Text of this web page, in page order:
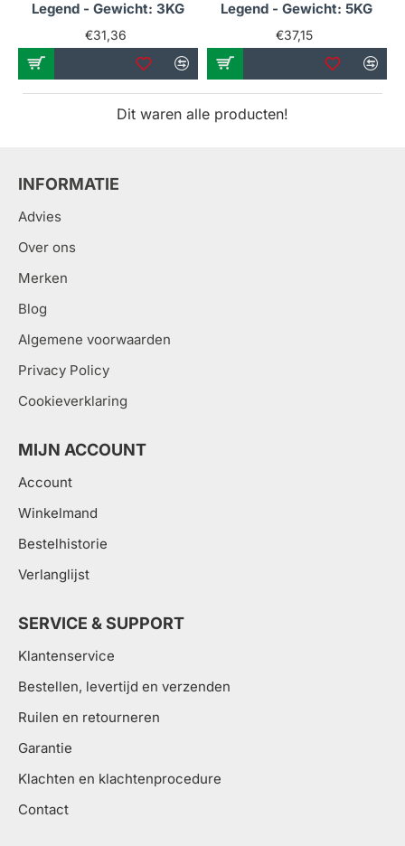
Legend - Gewicht: 3KG
€31,36
Legend - Gewicht: 5KG
€37,15
Dit waren alle producten!
INFORMATIE
Advies
Over ons
Merken
Blog
Algemene voorwaarden
Privacy Policy
Cookieverklaring
MIJN ACCOUNT
Account
Winkelmand
Bestelhistorie
Verlanglijst
SERVICE & SUPPORT
Klantenservice
Bestellen, levertijd en verzenden
Ruilen en retourneren
Garantie
Klachten en klachtenprocedure
Contact